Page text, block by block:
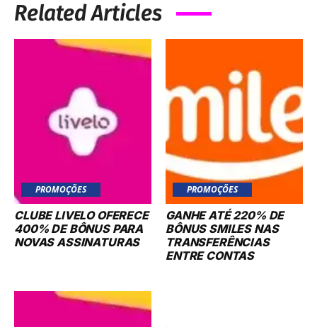
Related Articles
PROMOÇÕES
CLUBE LIVELO OFERECE
400% DE BÔNUS PARA
NOVAS ASSINATURAS
PROMOÇÕES
GANHE ATÉ 220% DE
BÔNUS SMILES NAS
TRANSFERÊNCIAS
ENTRE CONTAS